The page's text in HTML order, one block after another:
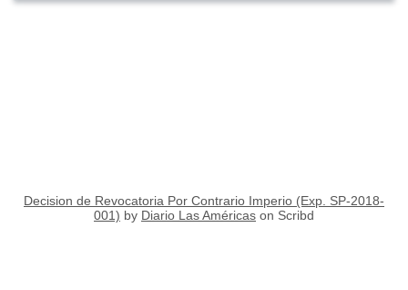
Decision de Revocatoria Por Contrario Imperio (Exp. SP-2018-
001) by Diario Las Américas on Scribd